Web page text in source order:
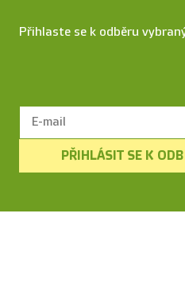
Přihlaste se k odběru
PŘIHLÁSIT SE K